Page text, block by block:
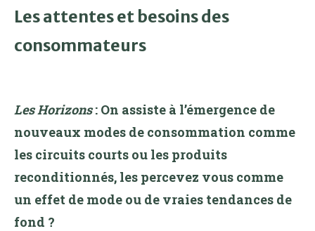
Les attentes et besoins des
consommateurs
Les Horizons: On assiste à l’émergence de
nouveaux modes de consommation comme
les circuits courts ou les produits
reconditionnés, les percevez vous comme
un effet de mode ou de vraies tendances de
fond ?